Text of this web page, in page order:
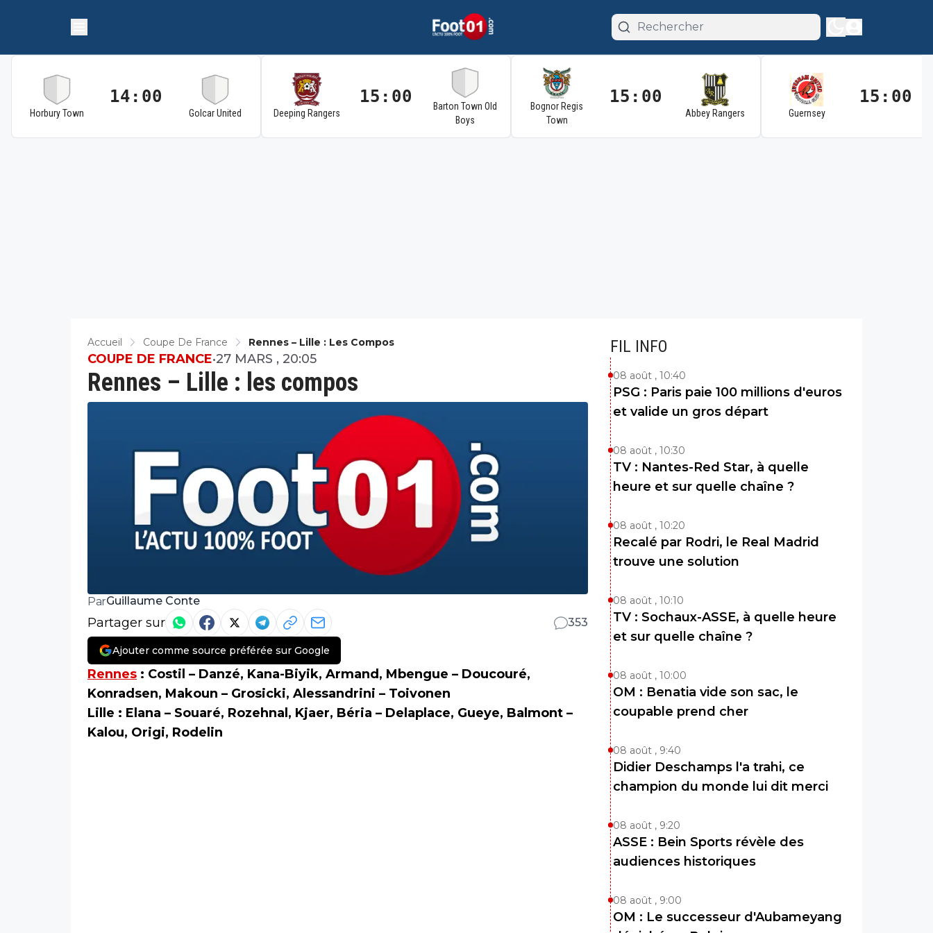
Horbury Town
14:00
Golcar United Deeping Rangers
15:00
Barton Town Old
Boys
Bognor Regis
Town
15:00
Abbey Rangers Guernsey
15:00
Accueil Coupe De France Rennes – Lille : Les Compos
Rennes – Lille : les compos
COUPE DE FRANCE•27 MARS , 20:05
ParGuillaume Conte
Partager sur 353
Ajouter comme source préférée sur Google
Rennes : Costil – Danzé, Kana-Biyik, Armand, Mbengue – Doucouré,
Konradsen, Makoun – Grosicki, Alessandrini – Toivonen
Lille : Elana – Souaré, Rozehnal, Kjaer, Béria – Delaplace, Gueye, Balmont –
Kalou, Origi, Rodelin
FIL INFO
08 août , 10:40
PSG : Paris paie 100 millions d'euros
et valide un gros départ
08 août , 10:30
TV : Nantes-Red Star, à quelle
heure et sur quelle chaîne ?
08 août , 10:20
Recalé par Rodri, le Real Madrid
trouve une solution
08 août , 10:10
TV : Sochaux-ASSE, à quelle heure
et sur quelle chaîne ?
08 août , 10:00
OM : Benatia vide son sac, le
coupable prend cher
08 août , 9:40
Didier Deschamps l'a trahi, ce
champion du monde lui dit merci
08 août , 9:20
ASSE : Bein Sports révèle des
audiences historiques
08 août , 9:00
OM : Le successeur d'Aubameyang